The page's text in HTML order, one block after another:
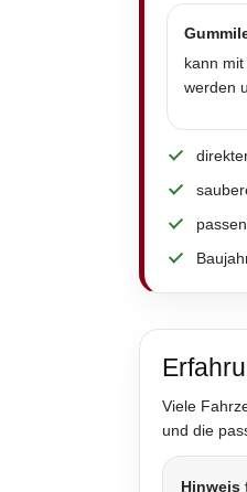
kann
werden
Viele
und die
Hinweis